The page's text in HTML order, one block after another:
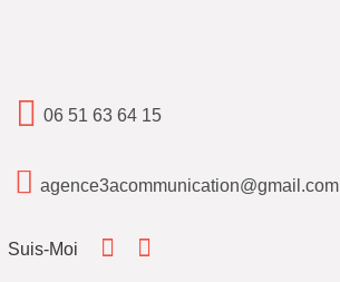
06 51 63 64 15
agence3acommunication@gmail.com
Suis-Moi